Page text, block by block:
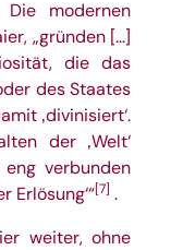
Die modernen
„gründen […]
die das
des Staates
‚divinisiert‘.
der ‚Welt‘
verbunden
Erlösung‘“[7] .
weiter, ohne